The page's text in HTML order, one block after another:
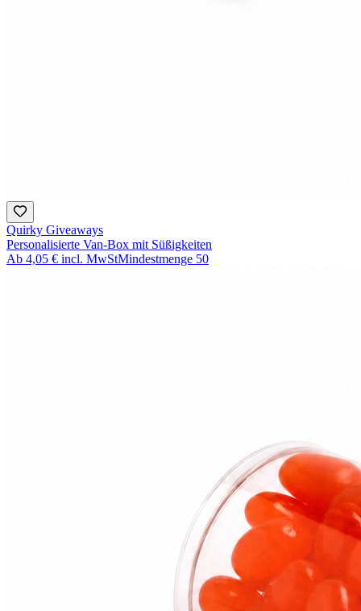
Quirky Giveaways
Personalisierte Van-Box mit Süßigkeiten
Ab 4,05 € incl. MwStMindestmenge 50